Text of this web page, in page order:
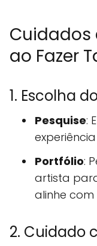
Cuidados
ao Fazer
1. Escolha
Pesquise:
Portfólio:
artista
alinhe com
2. Cuidado